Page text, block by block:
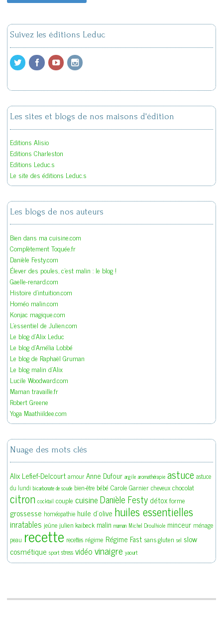
Suivez les éditions Leduc
Les sites et blogs de nos maisons d'édition
Editions Alisio
Editions Charleston
Editions Leduc.s
Le site des éditions Leduc.s
Les blogs de nos auteurs
Bien dans ma cuisine.com
Complètement Toquée.fr
Danièle Festy.com
Élever des poules, c'est malin : le blog !
Gaelle-renard.com
Histoire d'intuition.com
Homéo malin.com
Konjac magique.com
L'essentiel de Julien.com
Le blog d'Alix Leduc
Le blog d'Amélia Lobbé
Le blog de Raphaël Gruman
Le blog malin d'Alix
Lucile Woodward.com
Maman travaille.fr
Robert Greene
Yoga Maathiildee.com
Nuage des mots clés
Alix Lefief-Delcourt amour Anne Dufour argile aromathérapie astuce astuce
du lundi bicarbonate de soude bien-être bébé Carole Garnier cheveux chocolat
citron cocktail couple cuisineDanièle Festy détoxforme
grossesse homéopathie huile d'olive huiles essentielles
inratables jeûne julien kaibeck malin maman Michel Droulhiole minceur ménage
peau recette recettes régime Régime Fast sans gluten sel slow
cosmétique sport stress vidéovinaigre yaourt